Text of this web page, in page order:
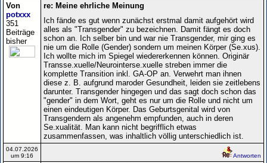
Von
potxxx
351
Beiträge
bisher
re: Meine ehrliche Meinung
Ich fände es gut wenn zunächst erstmal damit aufgehört wird
alles als "Transgender" zu bezeichnen. Damit fängt es doch
schon an. Ich selber bin und war nie Transgender, mir ging es
nie um die Rolle (Gender) sondern um meinen Körper (Se.xus).
Ich wollte mich im Spiegel wiedererkennen können. Originär
Transse.xuelle/Neurointerse.xuelle streben immer die
komplette Transition inkl. GA-OP an. Verwehrt man ihnen
diese z. B. aufgrund maroder Gesundheit, leiden sie zeitlebens
darunter. Transgender hingegen und das sagt doch schon das
"gender" in dem Wort, geht es nur um die Rolle und nicht um
einen eindeutigen Körper. Das Geburtsgenital wird von
Transgendern als angenehm empfunden, auch in deren
Se.xualität. Man kann nicht begrifflich etwas
zusammenfassen, was inhaltlich völlig unterschiedlich ist.
04.07.2026
um 9:16
Antworten